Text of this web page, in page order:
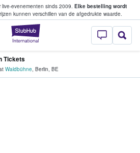
evenementen sinds 2009. Elke bestelling wordt
kunnen verschillen van de afgedrukte waarde.
StubHub: waar
en verkopen
Tickets
Waldbühne, Berlin, BE